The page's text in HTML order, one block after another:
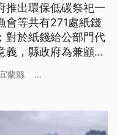
推出環保低碳祭祀一
會等共有271處紙錢
對於紙錢給公部門代
，縣政府為兼顧環
蘭縣 ...